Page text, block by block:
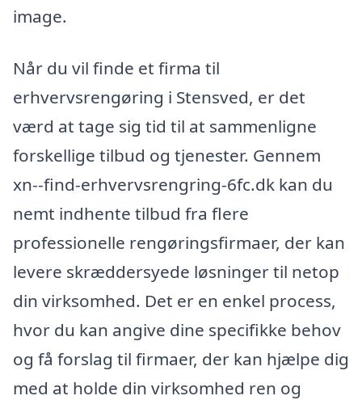
image.
Når du vil finde et firma til
erhvervsrengøring i Stensved, er det
værd at tage sig tid til at sammenligne
forskellige tilbud og tjenester. Gennem
xn--find-erhvervsrengring-6fc.dk kan du
nemt indhente tilbud fra flere
professionelle rengøringsfirmaer, der kan
levere skræddersyede løsninger til netop
din virksomhed. Det er en enkel process,
hvor du kan angive dine specifikke behov
og få forslag til firmaer, der kan hjælpe dig
med at holde din virksomhed ren og